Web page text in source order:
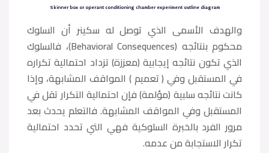
Skinner box or operant conditioning chamber experiment outline diagram
والهدف الأسمى الذي توصل له سكينر أن السلوك
محكوم بنتائجه (Behavioral Consequences)، فالسلوك
الذي تكون نتائجه إيجابية (معززة) تزداد احتمالية تكراره
في المستقبل وفي ( تعميم ) المواقف المشابهة، وإذا
كانت نتائجه سلبية (مؤلمة) فإن احتمالية التكرار تقل في
المستقبل وفي المواقف المشابهة. فالتعلم يحدث بعد
مرور الفرد بالخبرة السلوكية فهي التي تحدد احتمالية
تكرار الاستجابة من عدمه.